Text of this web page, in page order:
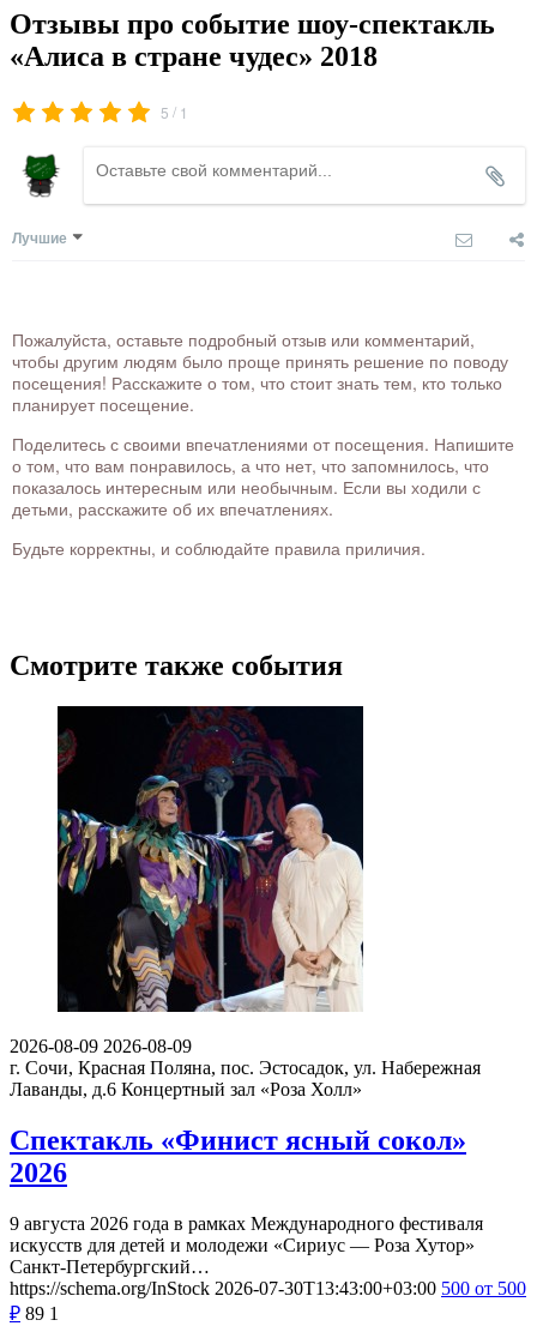
Отзывы про событие шоу-спектакль
«Алиса в стране чудес» 2018
5 / 1
Лучшие
Пожалуйста, оставьте подробный отзыв или комментарий,
чтобы другим людям было проще принять решение по поводу
посещения! Расскажите о том, что стоит знать тем, кто только
планирует посещение.
Поделитесь с своими впечатлениями от посещения. Напишите
о том, что вам понравилось, а что нет, что запомнилось, что
показалось интересным или необычным. Если вы ходили с
детьми, расскажите об их впечатлениях.
Будьте корректны, и соблюдайте правила приличия.
Смотрите также события
2026-08-09 2026-08-09
г. Сочи, Красная Поляна, пос. Эстосадок, ул. Набережная
Лаванды, д.6 Концертный зал «Роза Холл»
Спектакль «Финист ясный сокол»
2026
9 августа 2026 года в рамках Международного фестиваля
искусств для детей и молодежи «Сириус — Роза Хутор»
Санкт-Петербургский…
https://schema.org/InStock 2026-07-30T13:43:00+03:00 500 от 500
₽ 89 1